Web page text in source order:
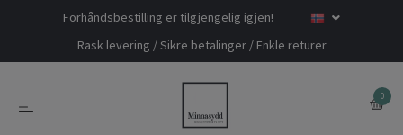
Forhåndsbestilling er tilgjengelig igjen!
Rask levering / Sikre betalinger / Enkle returer
0